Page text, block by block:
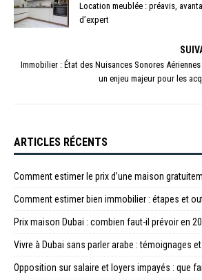
Location meublée : préavis,
d’expert
Immobilier : État des Nuisances Sonores Aériennes
un enjeu majeur pour les
ARTICLES RÉCENTS
Comment estimer le prix d’une maison
Comment estimer bien immobilier : étapes et
Prix maison Dubai : combien faut-il prévoir en
Vivre à Dubai sans parler arabe : témoignages
Opposition sur salaire et loyers impayés : que